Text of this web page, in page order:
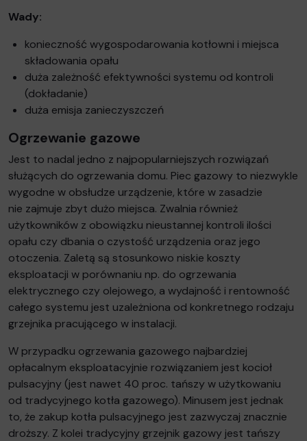
Wady:
konieczność wygospodarowania kotłowni i miejsca
składowania opału
duża zależność efektywności systemu od kontroli
(dokładanie)
duża emisja zanieczyszczeń
Ogrzewanie gazowe
Jest to nadal jedno z najpopularniejszych rozwiązań
służących do ogrzewania domu. Piec gazowy to niezwykle
wygodne w obsłudze urządzenie, które w zasadzie
nie zajmuje zbyt dużo miejsca. Zwalnia również
użytkowników z obowiązku nieustannej kontroli ilości
opału czy dbania o czystość urządzenia oraz jego
otoczenia. Zaletą są stosunkowo niskie koszty
eksploatacji w porównaniu np. do ogrzewania
elektrycznego czy olejowego, a wydajność i rentowność
całego systemu jest uzależniona od konkretnego rodzaju
grzejnika pracującego w instalacji.
W przypadku ogrzewania gazowego najbardziej
opłacalnym eksploatacyjnie rozwiązaniem jest kocioł
pulsacyjny (jest nawet 40 proc. tańszy w użytkowaniu
od tradycyjnego kotła gazowego). Minusem jest jednak
to, że zakup kotła pulsacyjnego jest zazwyczaj znacznie
droższy. Z kolei tradycyjny grzejnik gazowy jest tańszy